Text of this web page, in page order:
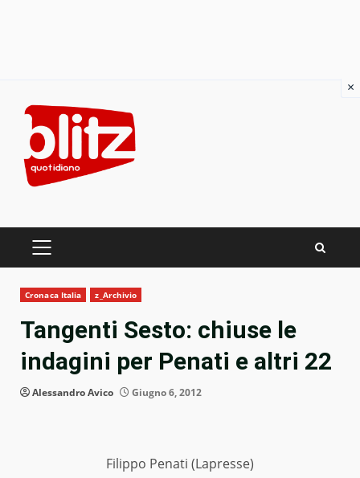
content
PRIMARY
Cronaca Italia z_Archivio
Tangenti Sesto: chiuse le
indagini per Penati e altri 22
Alessandro Avico Giugno 6, 2012
Filippo Penati (Lapresse)
×